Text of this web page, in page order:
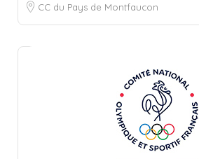
CC du Pays de Montfaucon